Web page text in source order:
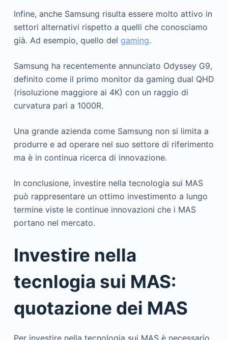
Infine, anche Samsung risulta essere molto attivo in
settori alternativi rispetto a quelli che conosciamo
già. Ad esempio, quello del gaming.
Samsung ha recentemente annunciato Odyssey G9,
definito come il primo monitor da gaming dual QHD
(risoluzione maggiore ai 4K) con un raggio di
curvatura pari a 1000R.
Una grande azienda come Samsung non si limita a
produrre e ad operare nel suo settore di riferimento
ma è in continua ricerca di innovazione.
In conclusione, investire nella tecnologia sui MAS
può rappresentare un ottimo investimento a lungo
termine viste le continue innovazioni che i MAS
portano nel mercato.
Investire nella
tecnlogia sui MAS:
quotazione dei MAS
Per investire nella tecnologia sui MAS è necessario